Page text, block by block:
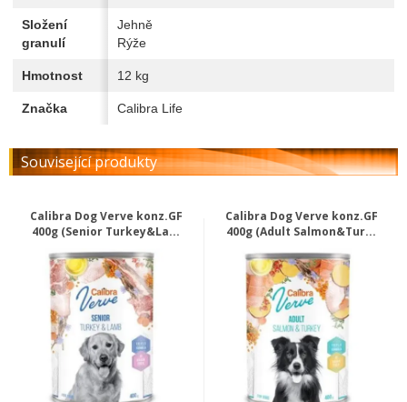
Složení
granulí
Jehně
Rýže
Hmotnost 12 kg
Značka Calibra Life
Související produkty
Calibra Dog Verve konz.GF
400g (Senior Turkey&La...
Calibra Dog Verve konz.GF
400g (Adult Salmon&Tur...